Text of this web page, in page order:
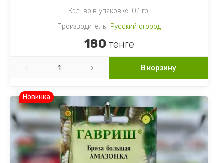
Кол-во в упаковке: 0,1 гр.
Производитель
Русский огород
180 тенге
В корзину
Новинка